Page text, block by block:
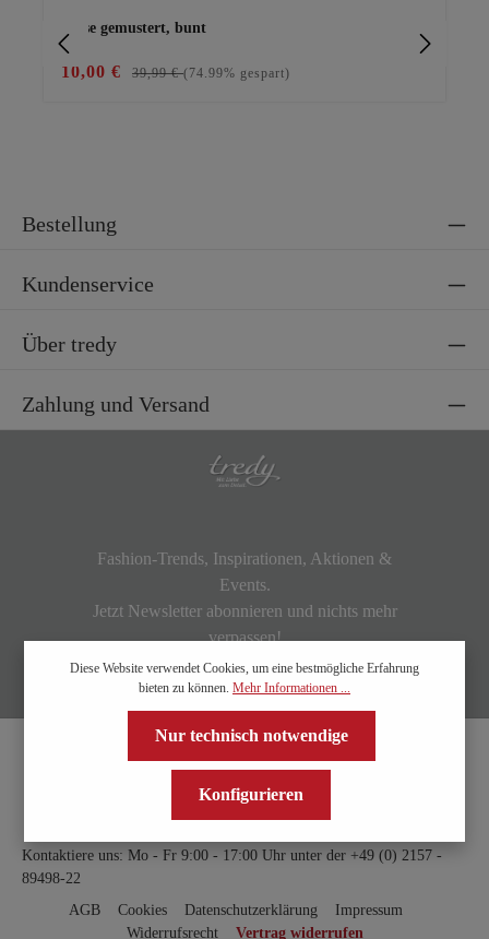
Bluse gemustert, bunt
10,00 € 39,99 €(74.99% gespart)
Bestellung
Kundenservice
Über tredy
Zahlung und Versand
Fashion-Trends, Inspirationen, Aktionen &
Events.
Jetzt Newsletter abonnieren und nichts mehr
verpassen!
Kontaktiere uns: Mo - Fr 9:00 - 17:00 Uhr unter der +49 (0) 2157 -
89498-22
AGB
Cookies Datenschutzerklärung
Impressum
Widerrufsrecht
Vertrag widerrufen
Diese Website verwendet Cookies, um eine bestmögliche Erfahrung
bieten zu können. Mehr Informationen ...
Nur technisch notwendige
Konfigurieren